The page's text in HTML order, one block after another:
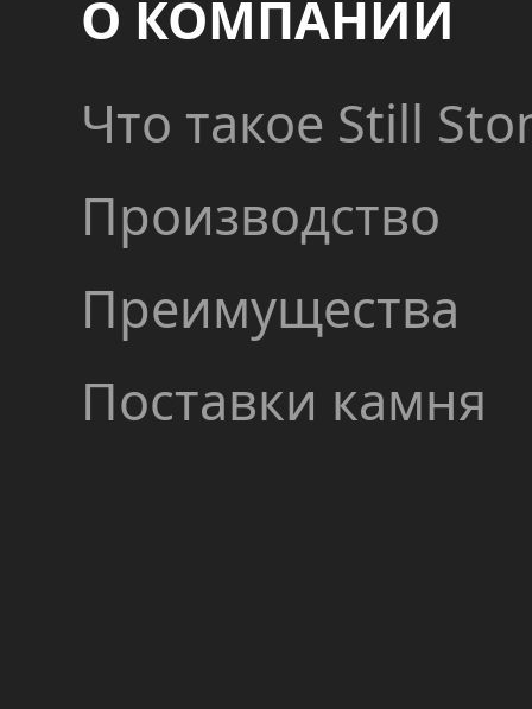
О КОМПАНИИ
Что такое Still
Производство
Преимущества
Поставки камня